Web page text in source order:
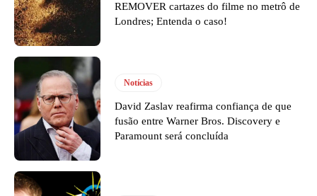
REMOVER cartazes do filme no metrô de
Londres; Entenda o caso!
Notícias
David Zaslav reafirma confiança de que
fusão entre Warner Bros. Discovery e
Paramount será concluída